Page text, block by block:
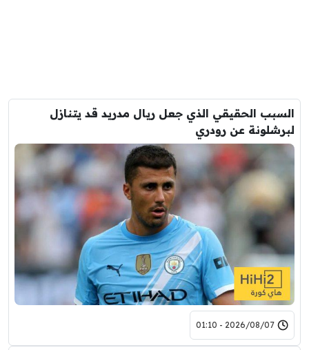
السبب الحقيقي الذي جعل ريال مدريد قد يتنازل
لبرشلونة عن رودري
2026/08/07 - 01:10